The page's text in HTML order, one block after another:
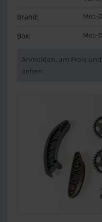
Brand: Mec-
Box: Mec-
Anmelden, um Preis
sehen